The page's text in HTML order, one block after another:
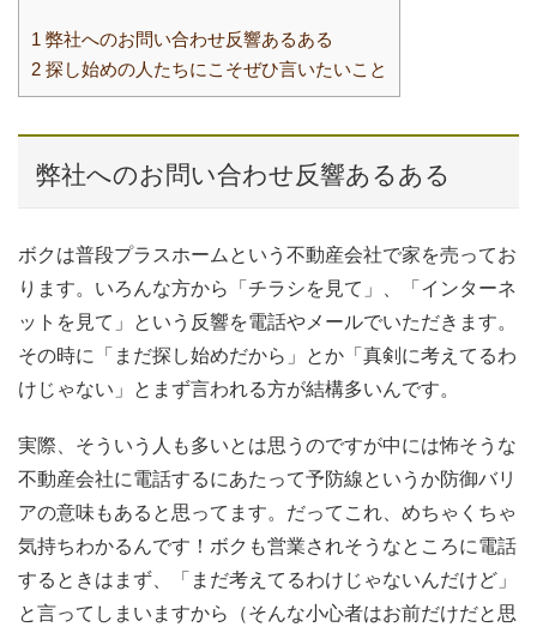
1 弊社へのお問い合わせ反響あるある
2 探し始めの人たちにこそぜひ言いたいこと
弊社へのお問い合わせ反響あるある
ボクは普段プラスホームという不動産会社で家を売ってお
ります。いろんな方から「チラシを見て」、「インターネ
ットを見て」という反響を電話やメールでいただきます。
その時に「まだ探し始めだから」とか「真剣に考えてるわ
けじゃない」とまず言われる方が結構多いんです。
実際、そういう人も多いとは思うのですが中には怖そうな
不動産会社に電話するにあたって予防線というか防御バリ
アの意味もあると思ってます。だってこれ、めちゃくちゃ
気持ちわかるんです！ボクも営業されそうなところに電話
するときはまず、「まだ考えてるわけじゃないんだけど」
と言ってしまいますから（そんな小心者はお前だけだと思